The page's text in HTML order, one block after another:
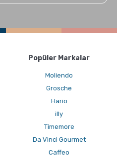
Popüler Markalar
Moliendo
Grosche
Hario
illy
Timemore
Da Vinci Gourmet
Caffeo